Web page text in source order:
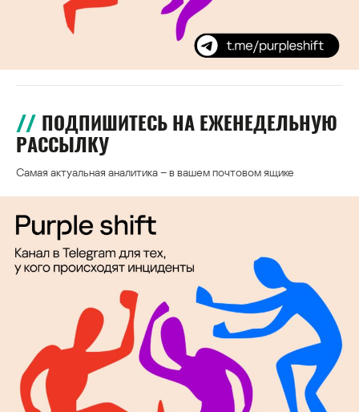
ПОДПИШИТЕСЬ НА ЕЖЕНЕДЕЛЬНУЮ
РАССЫЛКУ
Самая актуальная аналитика – в вашем почтовом ящике